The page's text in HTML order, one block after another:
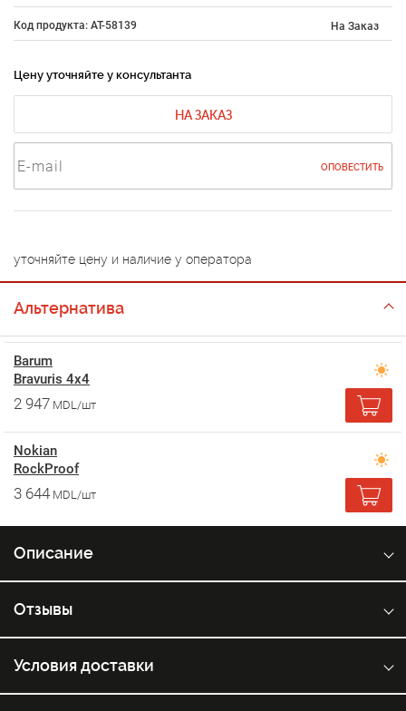
Код продукта: AT-58139 На Заказ
Цену уточняйте у консультанта
НА ЗАКАЗ
ОПОВЕСТИТЬ
уточняйте цену и наличие у оператора
Альтернатива
Barum
Bravuris 4x4
2 947 MDL/шт
Nokian
RockProof
3 644 MDL/шт
Описание
Отзывы
Условия доставки